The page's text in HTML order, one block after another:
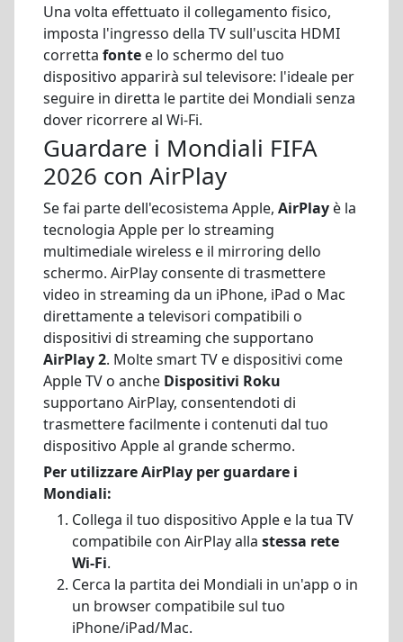
Una volta effettuato il collegamento fisico,
imposta l'ingresso della TV sull'uscita HDMI
corretta fonte e lo schermo del tuo
dispositivo apparirà sul televisore: l'ideale per
seguire in diretta le partite dei Mondiali senza
dover ricorrere al Wi-Fi.
Guardare i Mondiali FIFA
2026 con AirPlay
Se fai parte dell'ecosistema Apple, AirPlay è la
tecnologia Apple per lo streaming
multimediale wireless e il mirroring dello
schermo. AirPlay consente di trasmettere
video in streaming da un iPhone, iPad o Mac
direttamente a televisori compatibili o
dispositivi di streaming che supportano
AirPlay 2. Molte smart TV e dispositivi come
Apple TV o anche Dispositivi Roku
supportano AirPlay, consentendoti di
trasmettere facilmente i contenuti dal tuo
dispositivo Apple al grande schermo.
Per utilizzare AirPlay per guardare i
Mondiali:
Collega il tuo dispositivo Apple e la tua TV
compatibile con AirPlay alla stessa rete
Wi-Fi.
Cerca la partita dei Mondiali in un'app o in
un browser compatibile sul tuo
iPhone/iPad/Mac.